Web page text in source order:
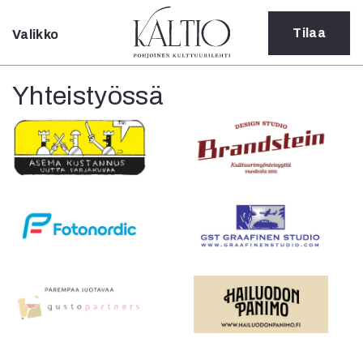
Sulje
Kategoriat
Verkkoartikkeli
Teatteri
Tanssi
Pääkirjoitus
Paperilehdestä
Oulu2026
Levyt
Valikko Tilaa
Yhteistyössä